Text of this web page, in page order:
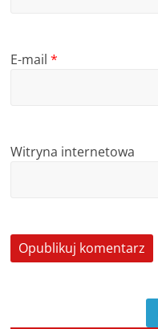
E-mail*
Witryna internetowa